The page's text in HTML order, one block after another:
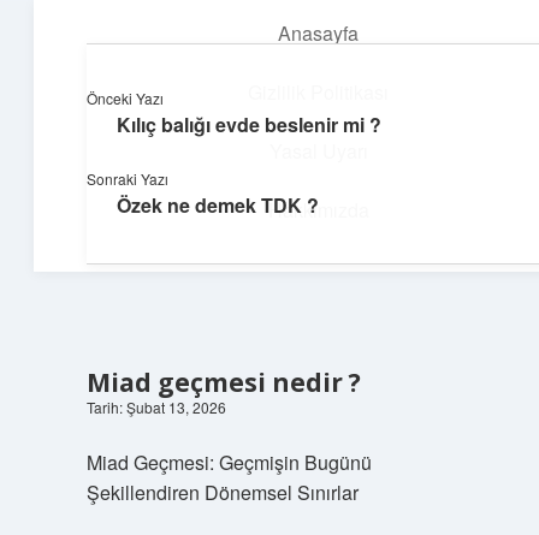
Anasayfa
Hakkımızda
Günlük Notlar
Günlük yaşama tat katan küçük bilgiler.
Miad geçmesi nedir ?
Tarih: Şubat 13, 2026
Miad Geçmesi: Geçmişin Bugünü
Şekillendiren Dönemsel Sınırlar
Önceki Yazı
Kılıç balığı evde beslenir mi ?
Sonraki Yazı
Özek ne demek TDK ?